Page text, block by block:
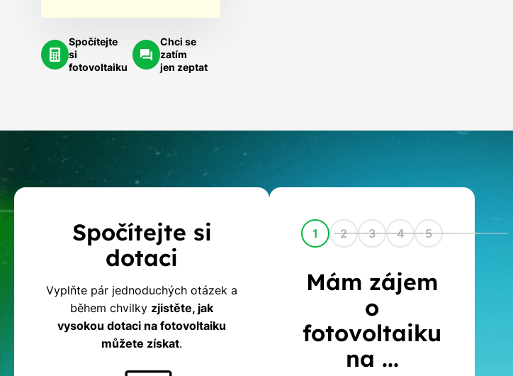
Spočítejte
si
fotovoltaiku
Chci se
zatím
jen zeptat
Kalkulačka
dotací
na
fotovoltaiku
Spočítejte si
dotaci
Vyplňte pár jednoduchých otázek a
během chvilky zjistěte, jak
vysokou dotaci na fotovoltaiku
můžete získat.
1 2 3 4 5
Mám zájem
o
fotovoltaiku
na ...